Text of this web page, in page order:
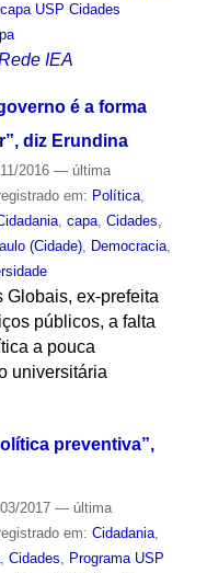
capa USP Cidades
IEA
é a forma
diz Erundina
2016 — última
em: Política,
, capa, Cidades,
(Cidade), Democracia,
Globais, ex-prefeita
públicos, a falta
a pouca
universitária
preventiva”,
2017 — última
em: Cidadania,
, Cidades
Programa USP